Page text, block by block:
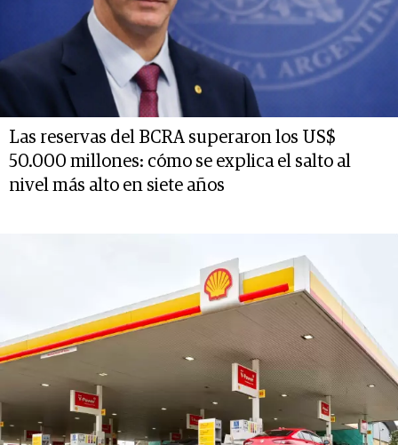
Las reservas del BCRA superaron los US$
50.000 millones: cómo se explica el salto al
nivel más alto en siete años